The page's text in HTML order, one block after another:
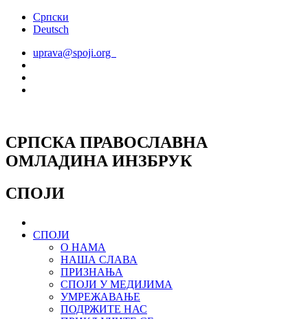
СкочитеСрпски
Deutsch
uprava@spoji.org
СРПСКА ПРАВОСЛАВНА
ОМЛАДИНА ИНЗБРУК
СПОЈИ
СПОЈИ
О НАМА
НАША СЛАВА
ПРИЗНАЊА
СПОЈИ У МЕДИЈИМА
УМРЕЖАВАЊЕ
ПОДРЖИТЕ НАС